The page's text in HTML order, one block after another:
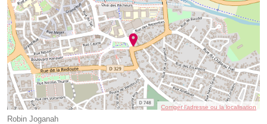
Corriger l’adresse ou la localisation
Robin Joganah